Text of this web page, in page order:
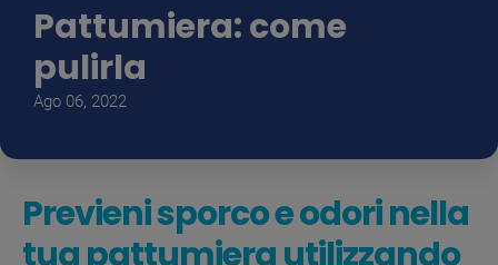
Pattumiera: come
pulirla
Ago 06, 2022
Previeni sporco e odori nella
tua pattumiera utilizzando